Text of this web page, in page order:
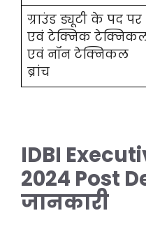
ग्राउंड ड्यूटी के पद पर
एवं टेक्निक
एवं नॉन टेक्निकल
ब्रांच
IDBI
2024 Post
जानकारी